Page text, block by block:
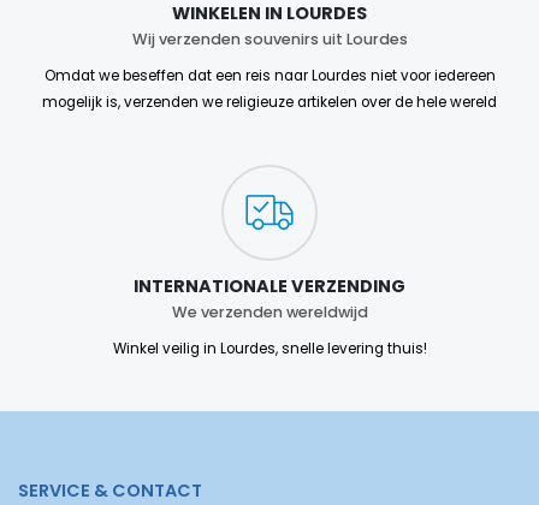
WINKELEN IN LOURDES
Wij verzenden souvenirs uit Lourdes
Omdat we beseffen dat een reis naar Lourdes niet voor iedereen
mogelijk is, verzenden we religieuze artikelen over de hele wereld
INTERNATIONALE VERZENDING
We verzenden wereldwijd
Winkel veilig in Lourdes, snelle levering thuis!
SERVICE & CONTACT